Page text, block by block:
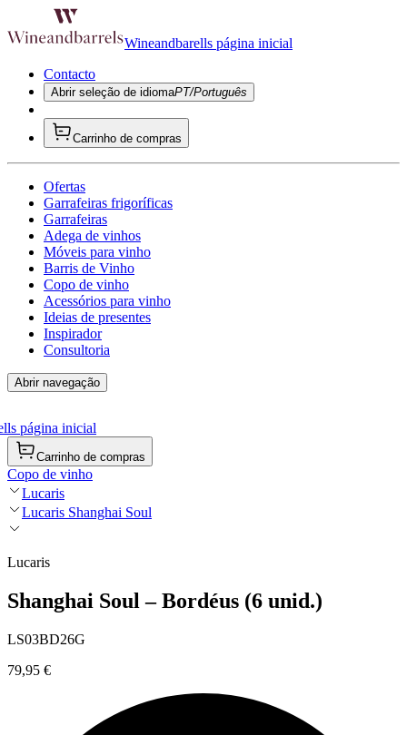
Wineandbarells página inicial
Contacto
Abrir seleção de idiomaPT/Português
Carrinho de compras
Ofertas
Garrafeiras frigoríficas
Garrafeiras
Adega de vinhos
Móveis para vinho
Barris de Vinho
Copo de vinho
Acessórios para vinho
Ideias de presentes
Inspirador
Consultoria
Abrir navegação
página inicial
Carrinho de compras
Copo de vinho
Lucaris
Lucaris Shanghai Soul
Lucaris
Shanghai Soul – Bordéus (6 unid.)
LS03BD26G
79,95 €